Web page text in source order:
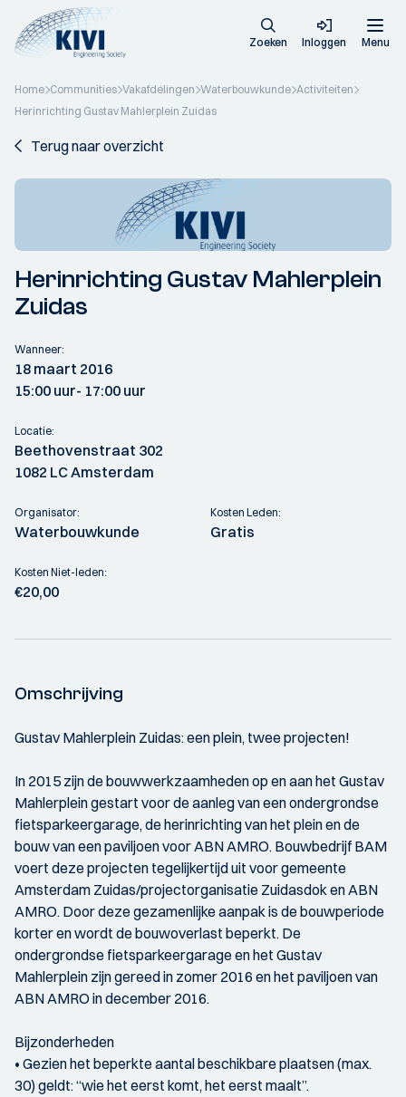
Zoeken Inloggen Menu
Home Communities Vakafdelingen Waterbouwkunde Activiteiten
Herinrichting Gustav Mahlerplein Zuidas
Terug naar overzicht
Herinrichting Gustav Mahlerplein
Zuidas
Wanneer:
18 maart 2016
15:00 uur- 17:00 uur
Locatie:
Beethovenstraat 302
1082 LC Amsterdam
Organisator:
Waterbouwkunde
Kosten Leden:
Gratis
Kosten Niet-leden:
€20,00
Omschrijving
Gustav Mahlerplein Zuidas: een plein, twee projecten!
In 2015 zijn de bouwwerkzaamheden op en aan het Gustav
Mahlerplein gestart voor de aanleg van een ondergrondse
fietsparkeergarage, de herinrichting van het plein en de
bouw van een paviljoen voor ABN AMRO. Bouwbedrijf BAM
voert deze projecten tegelijkertijd uit voor gemeente
Amsterdam Zuidas/projectorganisatie Zuidasdok en ABN
AMRO. Door deze gezamenlijke aanpak is de bouwperiode
korter en wordt de bouwoverlast beperkt. De
ondergrondse fietsparkeergarage en het Gustav
Mahlerplein zijn gereed in zomer 2016 en het paviljoen van
ABN AMRO in december 2016.
Bijzonderheden
• Gezien het beperkte aantal beschikbare plaatsen (max.
30) geldt: “wie het eerst komt, het eerst maalt”.